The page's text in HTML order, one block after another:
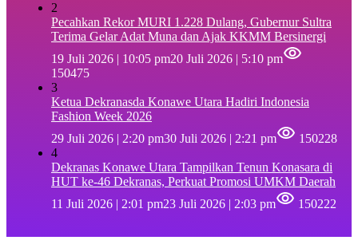
2
Pecahkan Rekor MURI 1.228 Dulang, Gubernur Sultra
Terima Gelar Adat Muna dan Ajak KKMM Bersinergi
19 Juli 2026 | 10:05 pm20 Juli 2026 | 5:10 pm
150475
3
Ketua Dekranasda Konawe Utara Hadiri Indonesia
Fashion Week 2026
29 Juli 2026 | 2:20 pm30 Juli 2026 | 2:21 pm
150228
4
Dekranas Konawe Utara Tampilkan Tenun Konasara di
HUT ke-46 Dekranas, Perkuat Promosi UMKM Daerah
11 Juli 2026 | 2:01 pm23 Juli 2026 | 2:03 pm 150222